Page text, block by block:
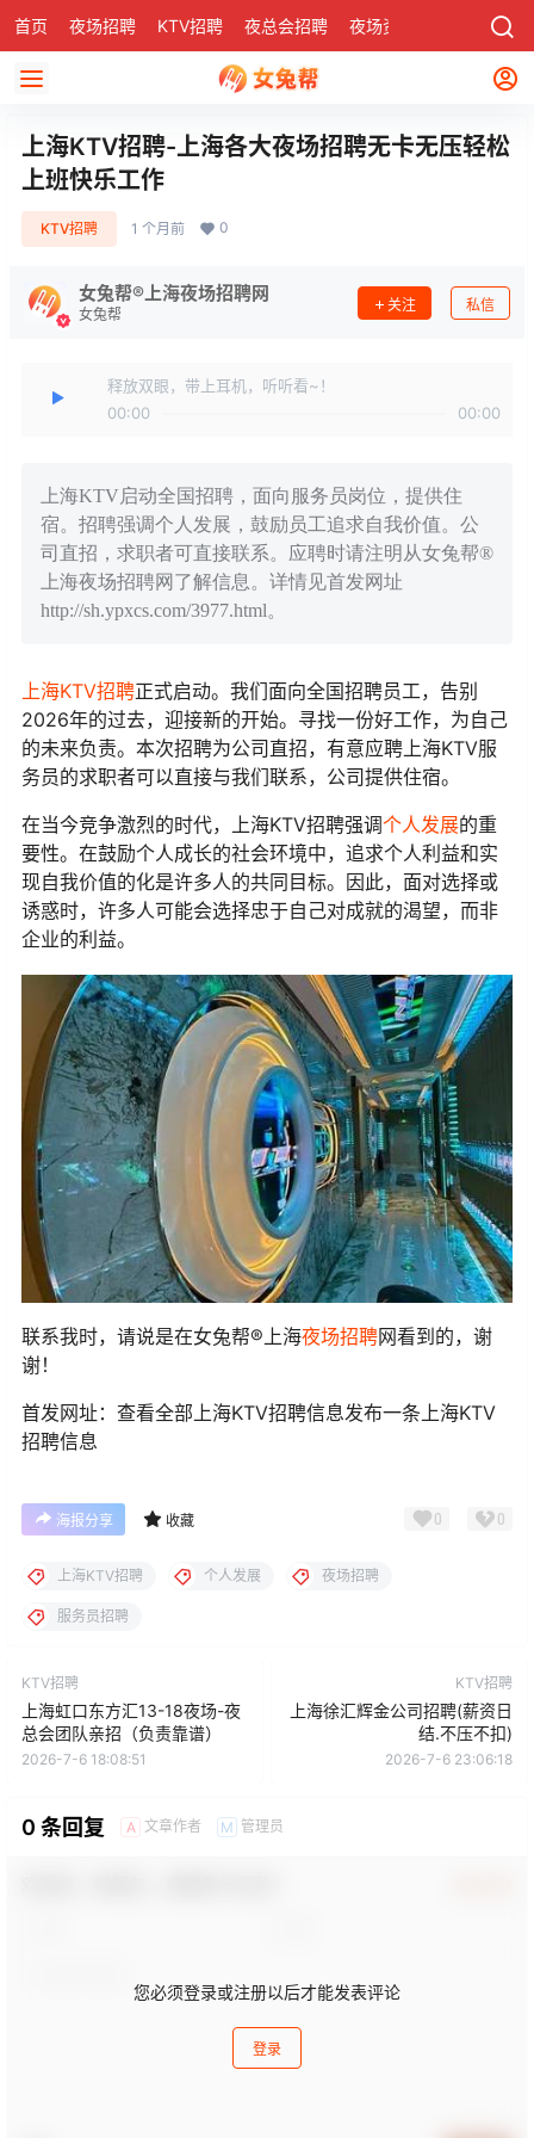
首页 夜场招聘 KTV招聘 夜总会招聘 夜场资讯 社区
上海KTV招聘-上海各大夜场招聘无卡无压轻松
上班快乐工作
KTV招聘 1 个月前 0
女兔帮®上海夜场招聘网
女兔帮
关注 私信
释放双眼，带上耳机，听听看~！
00:00
00:00
上海KTV启动全国招聘，面向服务员岗位，提供住
宿。招聘强调个人发展，鼓励员工追求自我价值。公
司直招，求职者可直接联系。应聘时请注明从女兔帮®
上海夜场招聘网了解信息。详情见首发网址
http://sh.ypxcs.com/3977.html。
上海KTV招聘正式启动。我们面向全国招聘员工，告别
2026年的过去，迎接新的开始。寻找一份好工作，为自己
的未来负责。本次招聘为公司直招，有意应聘上海KTV服
务员的求职者可以直接与我们联系，公司提供住宿。
在当今竞争激烈的时代，上海KTV招聘强调个人发展的重
要性。在鼓励个人成长的社会环境中，追求个人利益和实
现自我价值的化是许多人的共同目标。因此，面对选择或
诱惑时，许多人可能会选择忠于自己对成就的渴望，而非
企业的利益。
联系我时，请说是在女兔帮®上海夜场招聘网看到的，谢
谢！
首发网址：查看全部上海KTV招聘信息发布一条上海KTV
招聘信息
海报分享 收藏 0 0
上海KTV招聘 个人发展 夜场招聘
服务员招聘
KTV招聘
上海虹口东方汇13-18夜场-夜
总会团队亲招（负责靠谱）
2026-7-6 18:08:51
KTV招聘
上海徐汇辉金公司招聘(薪资日
结.不压不扣)
2026-7-6 23:06:18
0 条回复 A 文章作者 M 管理员
您必须登录或注册以后才能发表评论
登录